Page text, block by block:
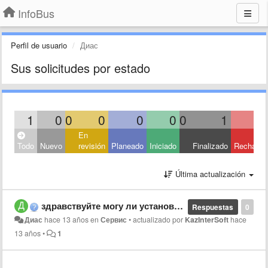
InfoBus
Perfil de usuario Диас
Sus solicitudes por estado
1 0 0 0 0 0 0 1
Todo Nuevo
En
revisión Planeado Iniciado Finalizado
Última actualización
0
Respuestas
здравствуйте могу ли установить на смартфон это приложение
Диас hace 13 añosenСервис •actualizado por KazInterSoft hace
13 años• 1